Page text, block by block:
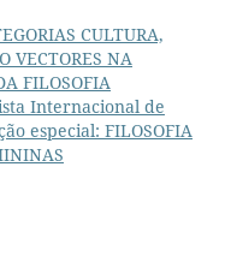
CULTURA,
VECTORES NA
FILOSOFIA
Internacional de
especial: FILOSOFIA